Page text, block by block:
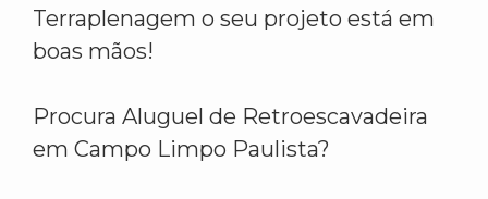
Terraplenagem o seu projeto está em
boas mãos!
Procura Aluguel de Retroescavadeira
em Campo Limpo Paulista?